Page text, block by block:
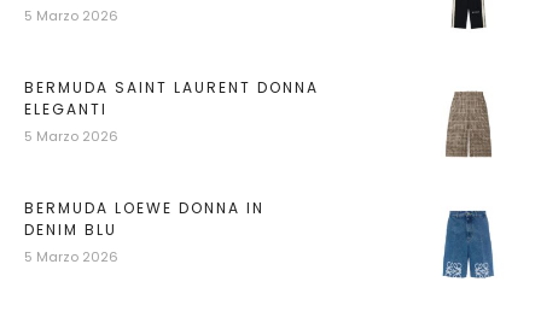
5 Marzo 2026
BERMUDA SAINT LAURENT DONNA
ELEGANTI
5 Marzo 2026
BERMUDA LOEWE DONNA IN
DENIM BLU
5 Marzo 2026